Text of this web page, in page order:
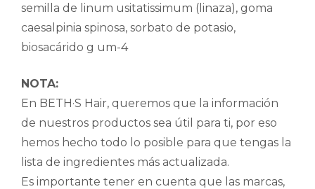
semilla de linum usitatissimum (linaza), goma
caesalpinia spinosa, sorbato de potasio,
biosacárido g um-4
NOTA:
En BETH·S Hair, queremos que la información
de nuestros productos sea útil para ti, por eso
hemos hecho todo lo posible para que tengas la
lista de ingredientes más actualizada.
Es importante tener en cuenta que las marcas,